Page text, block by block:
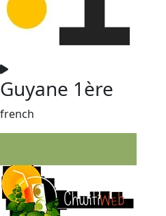
Guyane 1ère
french